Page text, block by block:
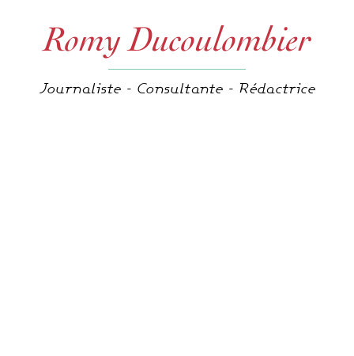
Romy Ducoulombier
Journaliste - Consultante - Rédactrice